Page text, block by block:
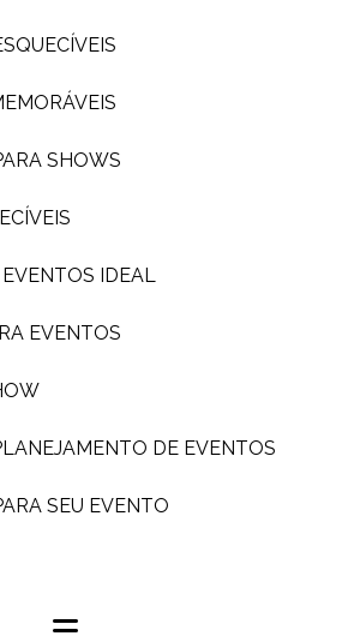
SHOWS
IDEAL
EVENTOS
DE EVENTOS
SEU EVENTO